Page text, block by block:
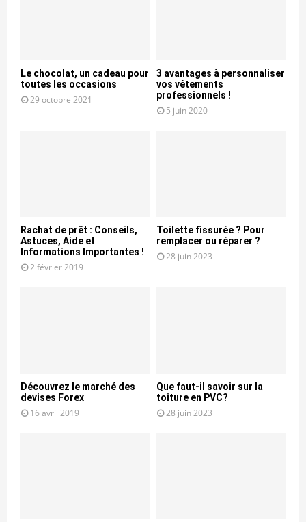
Le chocolat, un cadeau pour
toutes les occasions
29 octobre 2021
3 avantages à personnaliser
vos vêtements
professionnels !
5 juin 2020
Rachat de prêt : Conseils,
Astuces, Aide et
Informations Importantes !
2 février 2019
Toilette fissurée ? Pour
remplacer ou réparer ?
28 juin 2023
Découvrez le marché des
devises Forex
16 avril 2019
Que faut-il savoir sur la
toiture en PVC?
28 juin 2023